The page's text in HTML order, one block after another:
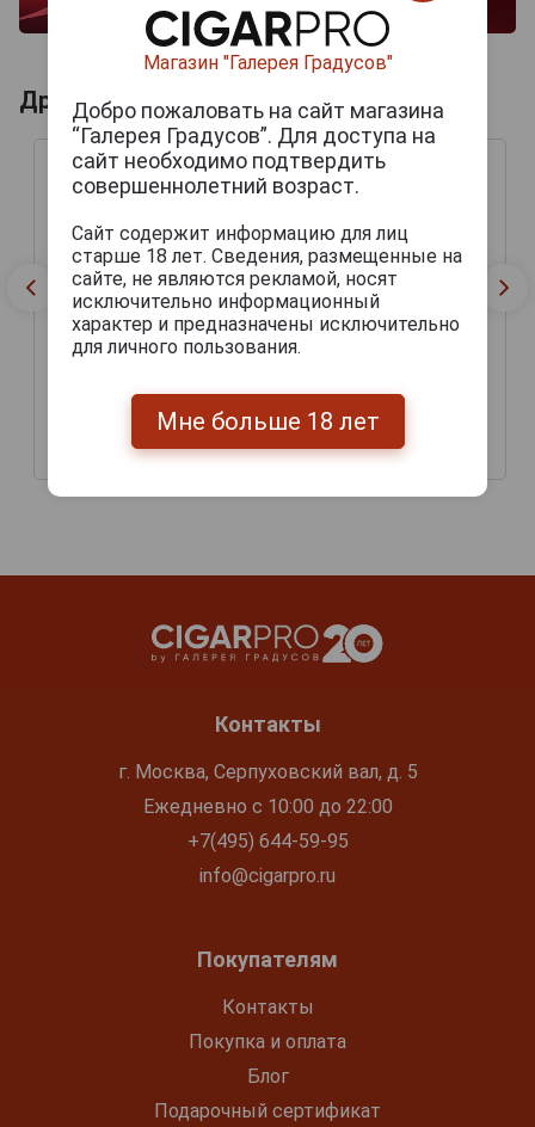
Другие продукты бренда LA TRAPPE
Пиво Ла Трапп Траппист
Исидор
251 руб.
Траппист
209 руб.
Контакты
г. Москва, Серпуховский вал, д. 5
Ежедневно с 10:00 до 22:00
+7(495) 644-59-95
info@cigarpro.ru
Покупателям
Контакты
Покупка и оплата
Блог
Подарочный сертификат
Магазин "Галерея Градусов"
Добро пожаловать на сайт магазина
“Галерея Градусов”. Для доступа на
сайт необходимо подтвердить
совершеннолетний возраст.
Сайт содержит информацию для лиц
старше 18 лет. Сведения, размещенные на
сайте, не являются рекламой, носят
исключительно информационный
характер и предназначены исключительно
для личного пользования.
Мне больше 18 лет